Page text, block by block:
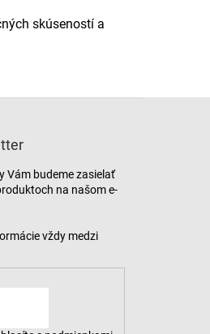
skúseností a
Vám budeme zasielať
na našom e-